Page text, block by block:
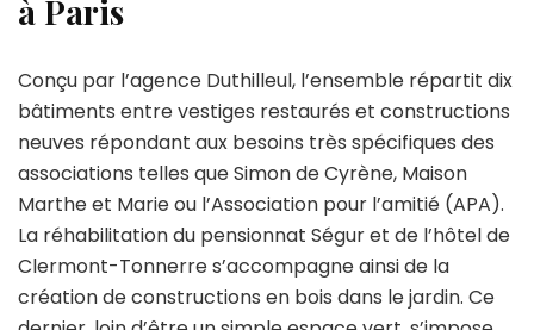
à Paris
Conçu par l’agence Duthilleul, l’ensemble répartit dix
bâtiments entre vestiges restaurés et constructions
neuves répondant aux besoins très spécifiques des
associations telles que Simon de Cyrène, Maison
Marthe et Marie ou l’Association pour l’amitié (APA).
La réhabilitation du pensionnat Ségur et de l’hôtel de
Clermont-Tonnerre s’accompagne ainsi de la
création de constructions en bois dans le jardin. Ce